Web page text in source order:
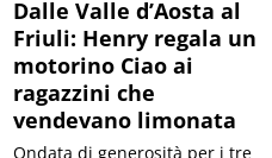
Dalle Valle d’Aosta al
Friuli: Henry regala un
motorino Ciao ai
ragazzini che
vendevano limonata
Ondata di generosità per i tre